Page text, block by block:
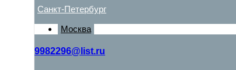
Санкт-Петербург
Москва
9982296@list.ru